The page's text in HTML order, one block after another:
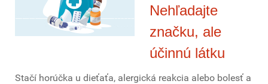
Nehľadajte
značku, ale
účinnú látku
Stačí horúčka u dieťaťa, alergická reakcia alebo bolesť a